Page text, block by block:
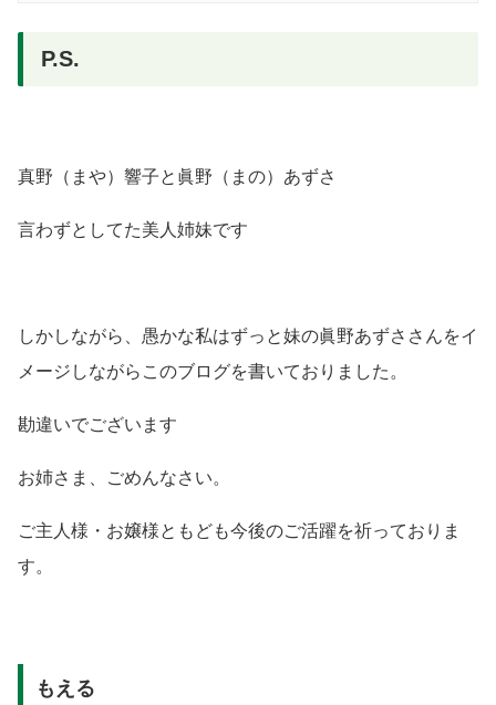
P.S.
真野（まや）響子と眞野（まの）あずさ
言わずとしてた美人姉妹です
しかしながら、愚かな私はずっと妹の眞野あずささんをイ
メージしながらこのブログを書いておりました。
勘違いでございます
お姉さま、ごめんなさい。
ご主人様・お嬢様ともども今後のご活躍を祈っておりま
す。
もえる